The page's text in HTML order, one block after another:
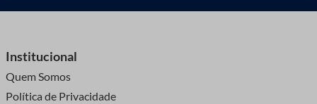
Institucional
Quem Somos
Política de Privacidade